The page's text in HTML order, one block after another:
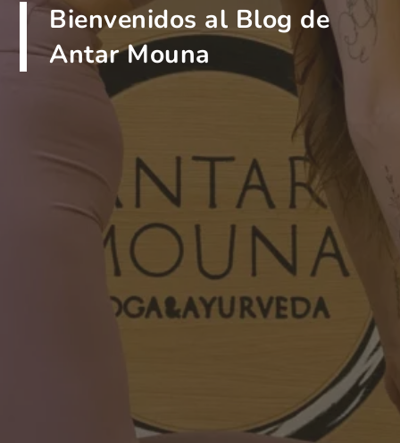
Bienvenidos al Blog de
Antar Mouna